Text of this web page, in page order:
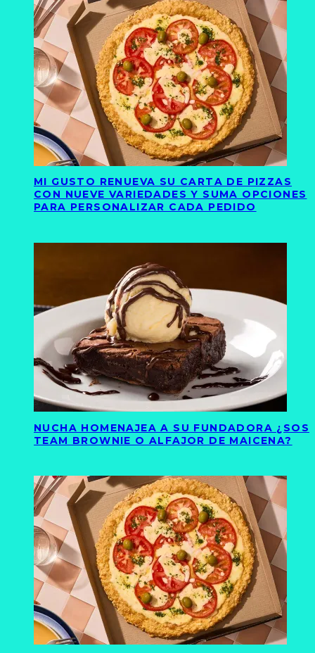
MI GUSTO RENUEVA SU CARTA DE PIZZAS
CON NUEVE VARIEDADES Y SUMA OPCIONES
PARA PERSONALIZAR CADA PEDIDO
NUCHA HOMENAJEA A SU FUNDADORA ¿SOS
TEAM BROWNIE O ALFAJOR DE MAICENA?